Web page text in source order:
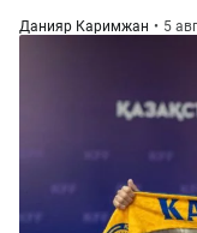
Данияр Каримжан 5